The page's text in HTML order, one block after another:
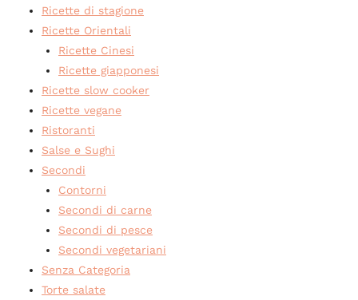
Ricette di stagione
Ricette Orientali
Ricette Cinesi
Ricette giapponesi
Ricette slow cooker
Ricette vegane
Ristoranti
Salse e Sughi
Secondi
Contorni
Secondi di carne
Secondi di pesce
Secondi vegetariani
Senza Categoria
Torte salate